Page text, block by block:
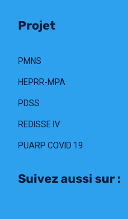
Projet
PMNS
HEPRR-MPA
PDSS
REDISSE IV
PUARP COVID 19
Suivez aussi sur :